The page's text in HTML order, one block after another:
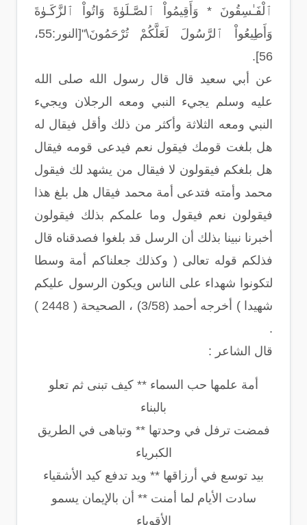
ٱلْفَـٰسِقُونَ * وَأَقِيمُواْ ٱلصَّـلَوٰةَ وَاتُواْ ٱلزَّكَـوٰةَ
وَأَطِيعُواْ ٱلرَّسُولَ لَعَلَّكُمْ تُرْحَمُونَ\"[النور:55،
56].
عن أبي سعيد قال قال رسول الله صلى الله
عليه وسلم يجيء النبي ومعه الرجلان ويجيء
النبي ومعه الثلاثة وأكثر من ذلك وأقل فيقال له
هل بلغت قومك فيقول نعم فيدعى قومه فيقال
هل بلغكم فيقولون لا فيقال من يشهد لك فيقول
محمد وأمته فتدعى أمة محمد فيقال هل بلغ هذا
فيقولون نعم فيقول وما علمكم بذلك فيقولون
أخبرنا نبينا بذلك أن الرسل قد بلغوا فصدقناه قال
فذلكم قوله تعالى ( وكذلك جعلناكم أمة وسطا
لتكونوا شهداء على الناس ويكون الرسول عليكم
شهيدا ) أخرجه أحمد (3/58) ، الصحيحة ( 2448 )
.
قال الشاعر :
أمة علمها حب السماء ** كيف تبنى ثم تعلو
بالبناء
فمضت ترفل في وحدتها ** وتباهى في الطريق
الكبرياء
بيد توسع في أرزاقها ** ويد تدفع كيد الأشقياء
سادت الأيام لما أمنت ** أن بالإيمان يسمو
الأقوياء